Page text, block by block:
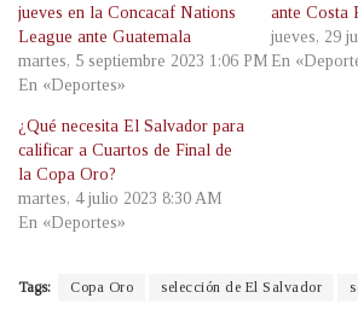
jueves en la Concacaf Nations
League ante Guatemala
martes, 5 septiembre 2023 1:06 PM
En «Deportes»
ante Costa
jueves, 29
En
¿Qué necesita El Salvador para
calificar a Cuartos de Final de
la Copa Oro?
martes, 4 julio 2023 8:30 AM
En «Deportes»
Tags: Copa Oro selección de El Salvador